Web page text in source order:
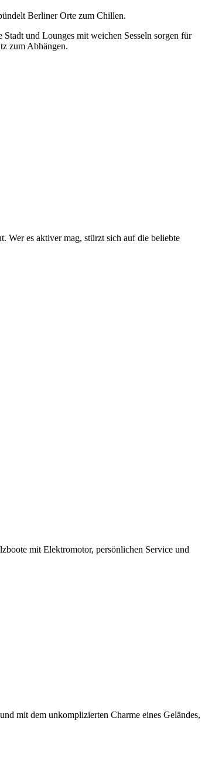
Berliner Orte zum Chillen.
und Lounges mit weichen Sesseln sorgen für
zum Abhängen.
Wer es aktiver mag, stürzt sich auf die beliebte
mit Elektromotor, persönlichen Service und
mit dem unkomplizierten Charme eines Geländes,